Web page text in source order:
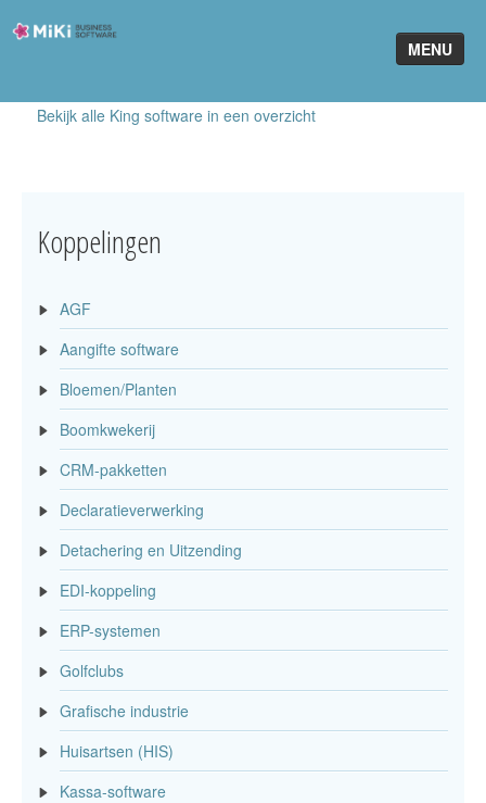
MENU
Software
Home
Telefonie
Partners
Klant worden
Bekijk alle King software in een overzicht
Koppelingen
AGF
Aangifte software
Bloemen/Planten
Boomkwekerij
CRM-pakketten
Declaratieverwerking
Detachering en Uitzending
EDI-koppeling
ERP-systemen
Golfclubs
Grafische industrie
Huisartsen (HIS)
Kassa-software